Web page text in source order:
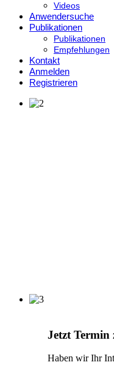
Videos
Anwendersuche
Publikationen
Publikationen
Empfehlungen
Kontakt
Anmelden
Registrieren
Jetzt Termin
Haben wir Ihr